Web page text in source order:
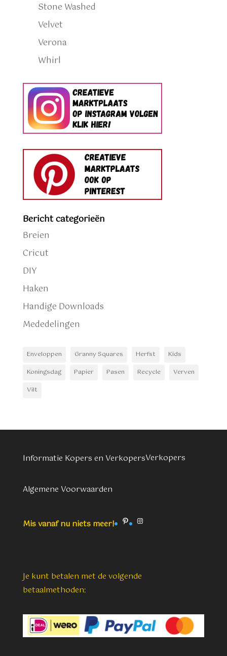
Stone Washed
Velvet
Verona
Whirl
Bericht categorieën
Breien
Cricut
DIY
Haken
Handige Downloads
Mededelingen
Enveloppen Granny Squares Herfst
Kids
Koningsdag
Papier Pasen Recycle
Verven
Vilt
Informatie Kopers en VerkopersVerkopers
Algemene Voorwaarden
Mis vanaf nu niets meer! PinterestInstagram
Je kunt betalen met de volgende
betaalmethoden: